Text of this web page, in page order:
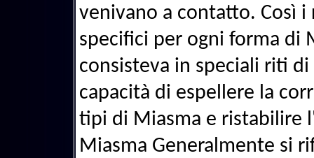
venivano a contatto. Così
specifici per ogni forma di
consisteva in speciali riti
capacità di espellere la
tipi di Miasma e ristabilire
Miasma Generalmente si